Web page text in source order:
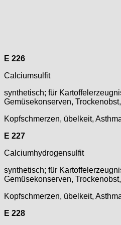
E 226
Calciumsulfit
synthetisch; für
Gemüsekonserven,
Kopfschmerzen, übelkeit,
E 227
Calciumhydrogensulfit
synthetisch; für
Gemüsekonserven,
Kopfschmerzen, übelkeit,
E 228